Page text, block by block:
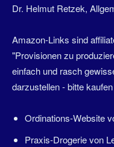
Dr. Helmut Retzek,
Amazon-Links sind
"Provisionen zu
einfach und rasch
darzustellen - bitte
Ordinations-Website
Praxis-Drogerie von